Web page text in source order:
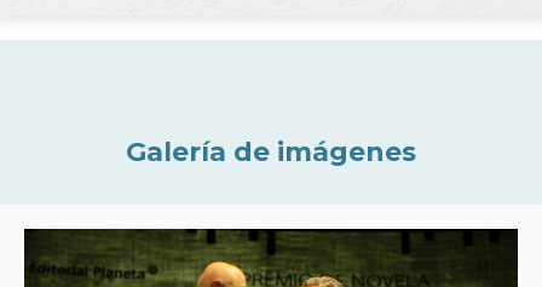
Galería de imágenes